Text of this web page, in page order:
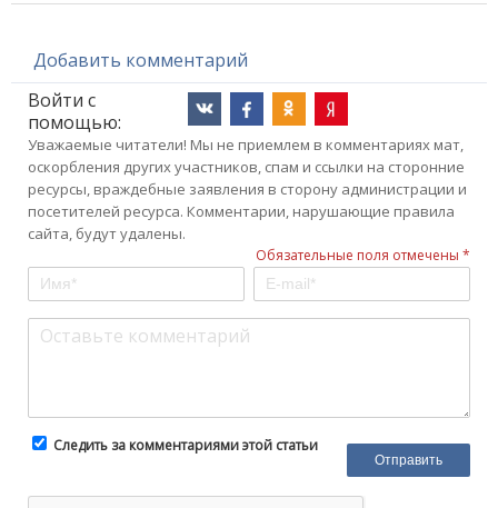
Добавить комментарий
Войти с
помощью:
Уважаемые читатели! Мы не приемлем в комментариях мат,
оскорбления других участников, спам и ссылки на сторонние
ресурсы, враждебные заявления в сторону администрации и
посетителей ресурса. Комментарии, нарушающие правила
сайта, будут удалены.
Обязательные поля отмечены *
Следить за комментариями этой статьи